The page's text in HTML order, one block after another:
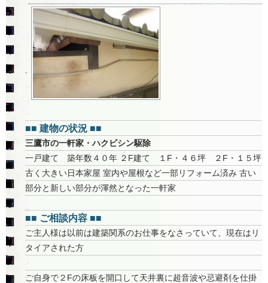
■■ 建物の状況 ■■
三鷹市の一軒家・ハクビシン駆除
一戸建て 築年数４０年 ２F建て １F・４６坪 ２F・１５坪
古く大きい日本家屋 室内や屋根など一部リフォーム済み 古い
部分と新しい部分が渾然となった一軒家
■■ ご相談内容 ■■
ご主人様は以前は建築関系のお仕事をなさっていて、現在はリ
タイアされた方
ご自身で２Fの床板を開口して天井裏に超音波や忌避剤を仕掛